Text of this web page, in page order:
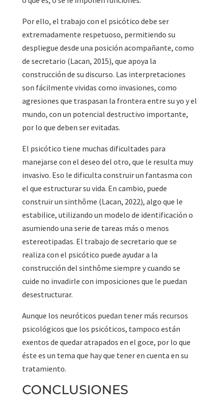
Por ello, el trabajo con el psicótico debe ser
extremadamente respetuoso, permitiendo su
despliegue desde una posición acompañante, como
de secretario (Lacan, 2015), que apoya la
construcción de su discurso. Las interpretaciones
son fácilmente vividas como invasiones, como
agresiones que traspasan la frontera entre su yo y el
mundo, con un potencial destructivo importante,
por lo que deben ser evitadas.
El psicótico tiene muchas dificultades para
manejarse con el deseo del otro, que le resulta muy
invasivo. Eso le dificulta construir un fantasma con
el que estructurar su vida. En cambio, puede
construir un sinthôme (Lacan, 2022), algo que le
estabilice, utilizando un modelo de identificación o
asumiendo una serie de tareas más o menos
estereotipadas. El trabajo de secretario que se
realiza con el psicótico puede ayudar a la
construcción del sinthôme siempre y cuando se
cuide no invadirle con imposiciones que le puedan
desestructurar.
Aunque los neuróticos puedan tener más recursos
psicológicos que los psicóticos, tampoco están
exentos de quedar atrapados en el goce, por lo que
éste es un tema que hay que tener en cuenta en su
tratamiento.
CONCLUSIONES